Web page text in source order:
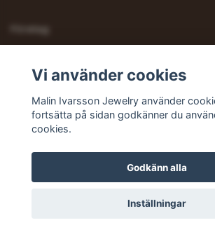
Sociala medier
© 2026 Malin Ivarsson
Vi använder cookies
Malin Ivarsson Jewelry använder
fortsätta på sidan godkänner du
cookies.
Godkänn alla
Inställningar